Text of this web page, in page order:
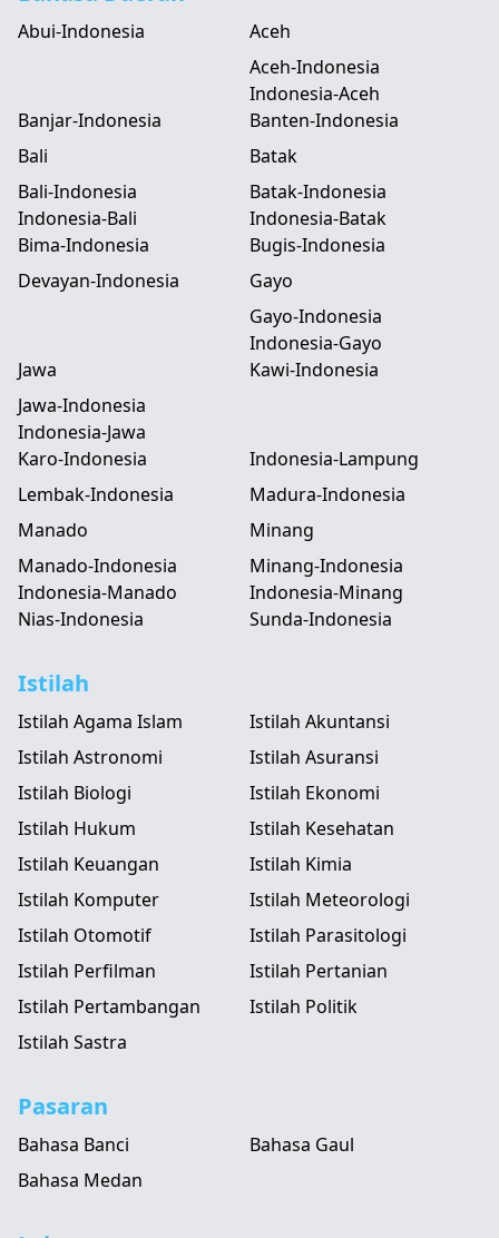
Abui-Indonesia
Aceh
Aceh-Indonesia
Indonesia-Aceh
Banjar-Indonesia
Banten-Indonesia
Bali
Bali-Indonesia
Indonesia-Bali
Batak
Batak-Indonesia
Indonesia-Batak
Bima-Indonesia
Bugis-Indonesia
Devayan-Indonesia
Gayo
Gayo-Indonesia
Indonesia-Gayo
Jawa
Jawa-Indonesia
Indonesia-Jawa
Kawi-Indonesia
Karo-Indonesia
Indonesia-Lampung
Lembak-Indonesia
Madura-Indonesia
Manado
Manado-Indonesia
Indonesia-Manado
Minang
Minang-Indonesia
Indonesia-Minang
Nias-Indonesia
Sunda-Indonesia
Istilah
Istilah Agama Islam
Istilah Akuntansi
Istilah Astronomi
Istilah Asuransi
Istilah Biologi
Istilah Ekonomi
Istilah Hukum
Istilah Kesehatan
Istilah Keuangan
Istilah Kimia
Istilah Komputer
Istilah Meteorologi
Istilah Otomotif
Istilah Parasitologi
Istilah Perfilman
Istilah Pertanian
Istilah Pertambangan
Istilah Politik
Istilah Sastra
Pasaran
Bahasa Banci
Bahasa Gaul
Bahasa Medan